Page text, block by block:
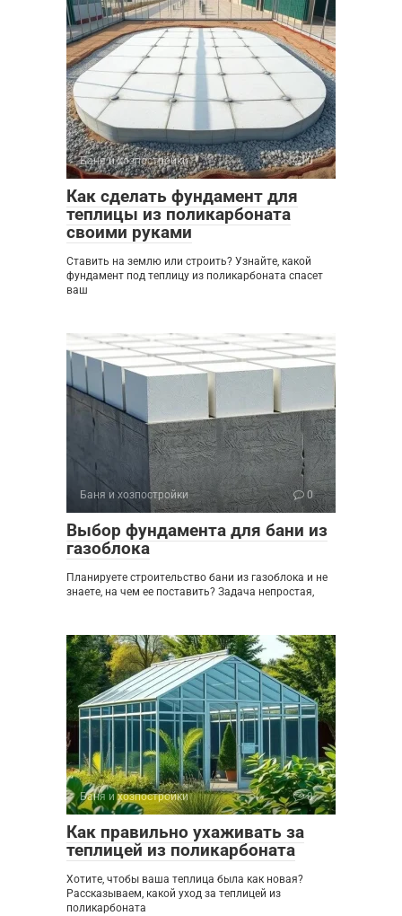
Баня и хозпостройки 0
Как сделать фундамент для
теплицы из поликарбоната
своими руками
Ставить на землю или строить? Узнайте, какой
фундамент под теплицу из поликарбоната спасет
ваш
Баня и хозпостройки 0
Выбор фундамента для бани из
газоблока
Планируете строительство бани из газоблока и не
знаете, на чем ее поставить? Задача непростая,
Баня и хозпостройки 0
Как правильно ухаживать за
теплицей из поликарбоната
Хотите, чтобы ваша теплица была как новая?
Рассказываем, какой уход за теплицей из
поликарбоната